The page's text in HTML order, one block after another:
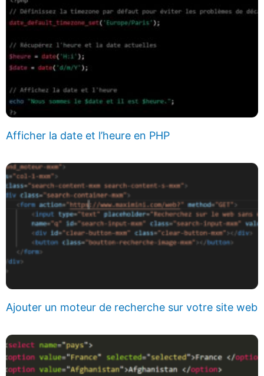
Afficher la date et l’heure en PHP
Ajouter un moteur de recherche sur votre site web